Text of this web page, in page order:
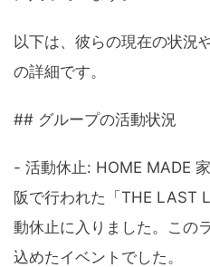
以下は、彼らの現在の状況
の詳細です。
## グループの活動状況
- 活動休止: HOME MADE
阪で行われた「THE LAST
動休止に入りました。この
込めたイベントでした。